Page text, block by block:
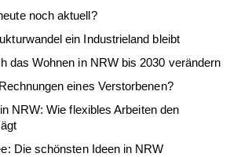
noch aktuell?
ein Industrieland bleibt
das Wohnen in NRW bis 2030 verändern
eines Verstorbenen?
NRW: Wie flexibles Arbeiten den
Die schönsten Ideen in NRW